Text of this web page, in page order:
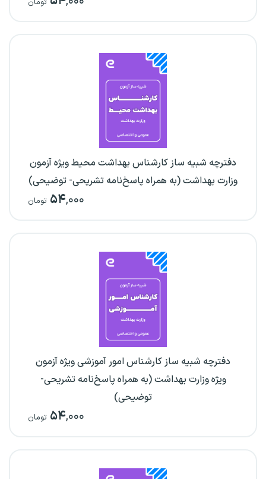
تومان
دفترچه شبیه ساز کارشناس بهداشت محیط ویژه آزمون
وزارت بهداشت (به همراه پاسخ‌نامه تشریحی- توضیحی)
۵۴,۰۰۰ تومان
دفترچه شبیه ساز کارشناس امور آموزشی ویژه آزمون
ویژه وزارت بهداشت (به همراه پاسخ‌نامه تشریحی-
توضیحی)
۵۴,۰۰۰ تومان